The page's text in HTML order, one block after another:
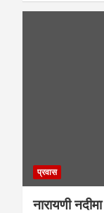
प्रवास
नारायणी